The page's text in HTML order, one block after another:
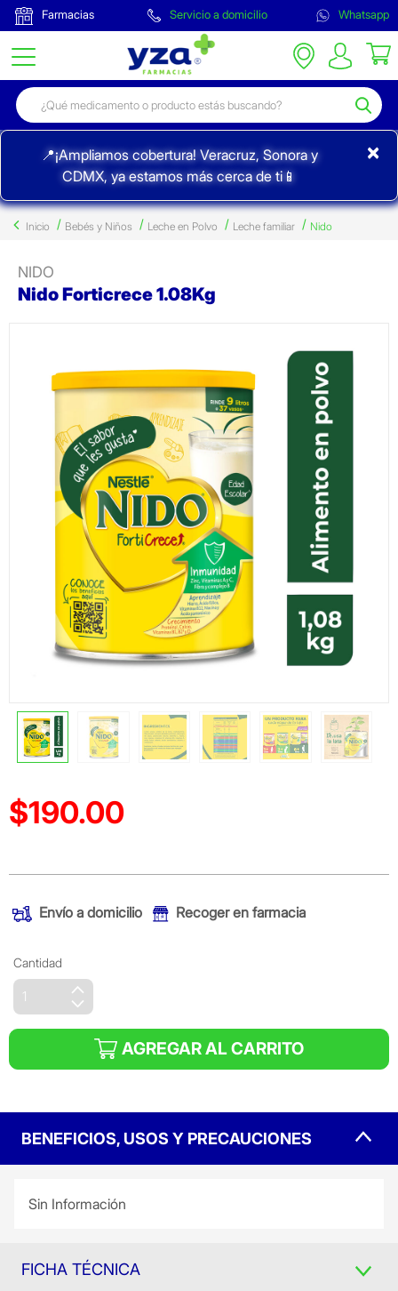
Farmacias Servicio a domicilio Whatsapp
📍¡Ampliamos cobertura! Veracruz, Sonora y
CDMX, ya estamos más cerca de ti📱
×
Inicio Bebés y Niños Leche en Polvo Leche familiar Nido
NIDO
Nido Forticrece 1.08Kg
Precio reducido de
$190.00
Envío a domicilio Recoger en farmacia
Cantidad
AGREGAR AL CARRITO
BENEFICIOS, USOS Y PRECAUCIONES
Sin Información
FICHA TÉCNICA